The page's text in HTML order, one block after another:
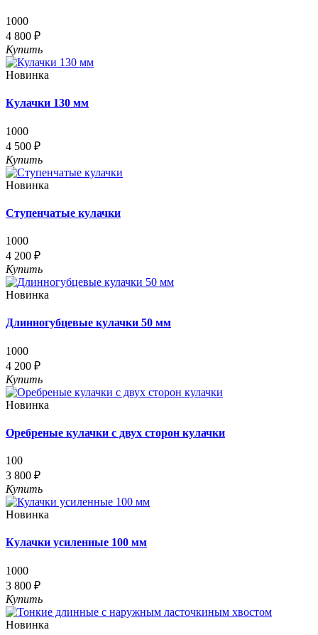
1000
4 800 ₽
Купить
Новинка
Кулачки 130 мм
1000
4 500 ₽
Купить
Новинка
Ступенчатые кулачки
1000
4 200 ₽
Купить
Новинка
Длинногубцевые кулачки 50 мм
1000
4 200 ₽
Купить
Новинка
Оребреные кулачки с двух сторон кулачки
100
3 800 ₽
Купить
Новинка
Кулачки усиленные 100 мм
1000
3 800 ₽
Купить
Новинка